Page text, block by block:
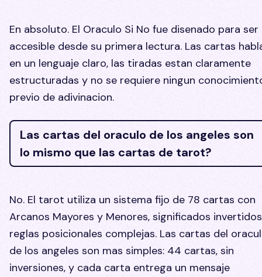
En absoluto. El Oraculo Si No fue disenado para ser
accesible desde su primera lectura. Las cartas
en un lenguaje claro, las tiradas estan claramente
estructuradas y no se requiere ningun
previo de adivinacion.
Las cartas del oraculo de los angeles son
lo mismo que las cartas de tarot?
No. El tarot utiliza un sistema fijo de 78 cartas con
Arcanos Mayores y Menores, significados
reglas posicionales complejas. Las cartas del
de los angeles son mas simples: 44 cartas, sin
inversiones, y cada carta entrega un mensaje